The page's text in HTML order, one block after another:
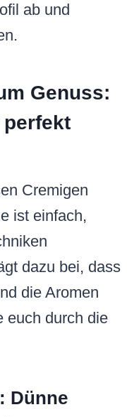
ab und
Genuss:
Cremigen
ist einfach,
dazu bei, dass
die Aromen
euch durch die
Dünne